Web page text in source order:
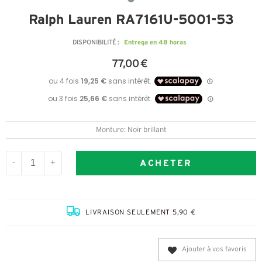
Ralph Lauren RA7161U-5001-53
DISPONIBILITÉ : Entrega en 48 horas
77,00 €
Monture: Noir brillant
- + ACHETER
LIVRAISON SEULEMENT 5,90 €
Ajouter à vos favoris